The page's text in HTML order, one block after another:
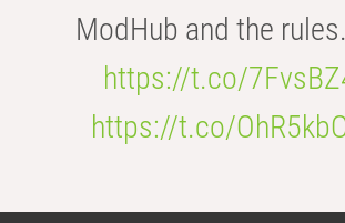
ModHub and the
https://t.co/
https://t.co/